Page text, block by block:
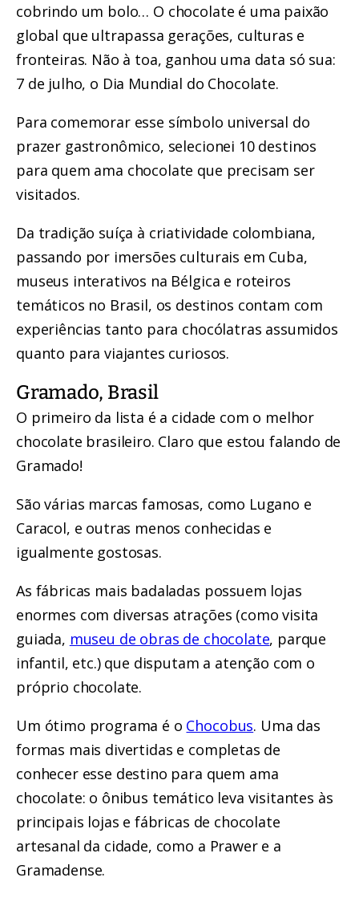
cobrindo um bolo… O chocolate é uma paixão
global que ultrapassa gerações, culturas e
fronteiras. Não à toa, ganhou uma data só sua:
7 de julho, o Dia Mundial do Chocolate.
Para comemorar esse símbolo universal do
prazer gastronômico, selecionei 10 destinos
para quem ama chocolate que precisam ser
visitados.
Da tradição suíça à criatividade colombiana,
passando por imersões culturais em Cuba,
museus interativos na Bélgica e roteiros
temáticos no Brasil, os destinos contam com
experiências tanto para chocólatras assumidos
quanto para viajantes curiosos.
Gramado, Brasil
O primeiro da lista é a cidade com o melhor
chocolate brasileiro. Claro que estou falando de
Gramado!
São várias marcas famosas, como Lugano e
Caracol, e outras menos conhecidas e
igualmente gostosas.
As fábricas mais badaladas possuem lojas
enormes com diversas atrações (como visita
guiada, museu de obras de chocolate, parque
infantil, etc.) que disputam a atenção com o
próprio chocolate.
Um ótimo programa é o Chocobus. Uma das
formas mais divertidas e completas de
conhecer esse destino para quem ama
chocolate: o ônibus temático leva visitantes às
principais lojas e fábricas de chocolate
artesanal da cidade, como a Prawer e a
Gramadense.